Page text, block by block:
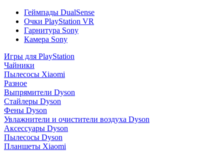
Геймпады DualSense
Очки PlayStation VR
Гарнитура Sony
Камера Sony
Игры для PlayStation
Чайники
Пылесосы Xiaomi
Разное
Выпрямители Dyson
Стайлеры Dyson
Фены Dyson
Увлажнители и очистители воздуха Dyson
Аксессуары Dyson
Пылесосы Dyson
Планшеты Xiaomi